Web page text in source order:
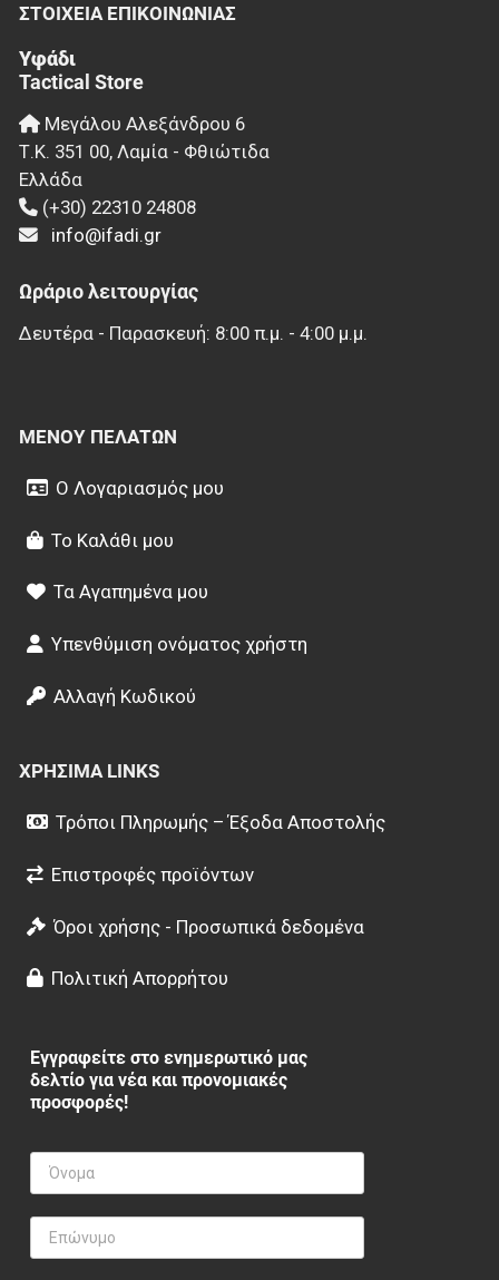
ΣΤΟΙΧΕΊΑ EΠΙΚΟΙΝΩΝΊΑΣ
Υφάδι
Tactical Store
Μεγάλου Αλεξάνδρου 6
Τ.Κ. 351 00, Λαμία - Φθιώτιδα
Ελλάδα
(+30) 22310 24808
info@ifadi.gr
Ωράριο λειτουργίας
Δευτέρα - Παρασκευή: 8:00 π.μ. - 4:00 μ.μ.
ΜΕΝΟΎ ΠΕΛΑΤΏΝ
Ο Λογαριασμός μου
Το Καλάθι μου
Τα Αγαπημένα μου
Υπενθύμιση ονόματος χρήστη
Αλλαγή Κωδικού
ΧΡΉΣΙΜΑ LINKS
Τρόποι Πληρωμής – Έξοδα Αποστολής
Επιστροφές προϊόντων
Όροι χρήσης - Προσωπικά δεδομένα
Πολιτική Απορρήτου
Εγγραφείτε στο ενημερωτικό μας
δελτίο για νέα και προνομιακές
προσφορές!